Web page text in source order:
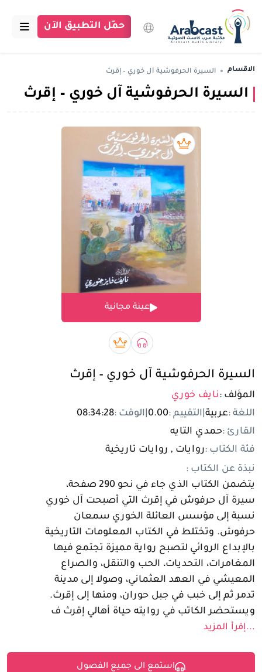
الرئيسية
مكتبة عرب كاست
تبرع للمكتبة
تسجيل الدخول
مستخدم جديد
حمّل التطبيق الآن
الاقسام السيرة الحرفوشية آل خوري – إقرث
السيرة الحرفوشية آل خوري – إقرث
بريميوم book
عينة مجانية
صوتي bookبريميوم book
السيرة الحرفوشية آل خوري – إقرث
المؤلف :نايف خوري
اللغة :عربية التقييم :0.00 الوقت :08:34:28
القارئ :حمدي التايه
فئة الكتاب :روايات , روايات تاريخية
نبذة عن الكتاب :
يتضمن الكتاب الذي جاء في نحو 290 صفحة،
سيرة آل حرفوش في إقرث التي أصبحت آل خوري
نسبة إلى مؤسس العائلة الخوري سمعان
حرفوش. وتختلط في الكتاب المعلومات التاريخية
بالإبداع الروائي لتصبح رواية مميزة تجتمع فيها
المغامرات، التحديات، الحب والتنقل، والصراع
المعيشي في العهد العثماني، وصولا إلى مدينة
تدمر ثم إلى خبب في جبل حوران، ومنها إلى إقرث.
ويستحضر الكاتب في روايته حياة أهالي إقرث ف
...إقرأ المزيد
استمع الى جميع الفصول